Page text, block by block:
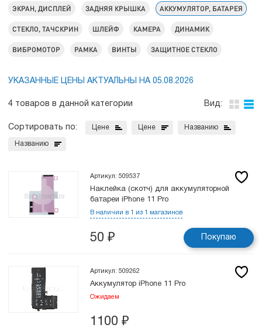
ЭКРАН, ДИСПЛЕЙ ЗАДНЯЯ КРЫШКА АККУМУЛЯТОР, БАТАРЕЯ
СТЕКЛО, ТАЧСКРИН ШЛЕЙФ КАМЕРА ДИНАМИК
ВИБРОМОТОР РАМКА ВИНТЫ ЗАЩИТНОЕ СТЕКЛО
УКАЗАННЫЕ ЦЕНЫ АКТУАЛЬНЫ НА 05.08.2026
4 товаров в данной категории Вид:
Сортировать по: Цене Цене Названию
Названию
Артикул: 509537
Наклейка (скотч) для аккумуляторной
батареи iPhone 11 Pro
В наличии в 1 из 1 магазинов
50 ₽ Покупаю
Артикул: 509262
Аккумулятор iPhone 11 Pro
Ожидаем
1100 ₽